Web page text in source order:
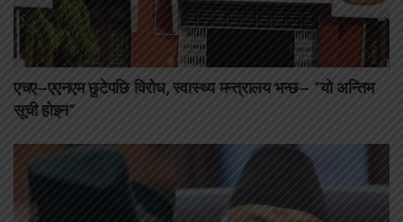
एचए–एएनएम छुटेपछि विरोध, स्वास्थ्य मन्त्रालय भन्छ– “यो अन्तिम
सूची होइन”